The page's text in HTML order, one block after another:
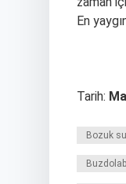
En
Tarih:
Bozuk